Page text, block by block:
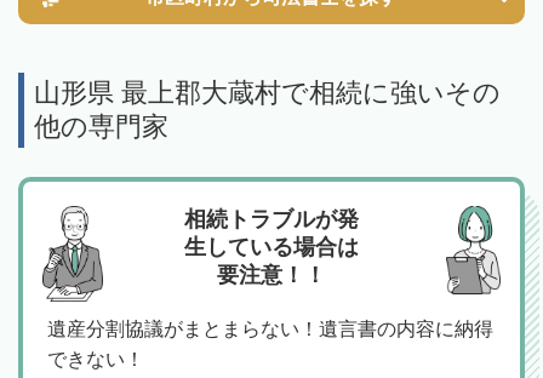
山形県 最上郡大蔵村で相続に強いその
他の専門家
相続トラブルが発
生している場合は
要注意！！
遺産分割協議がまとまらない！遺言書の内容に納得
できない！